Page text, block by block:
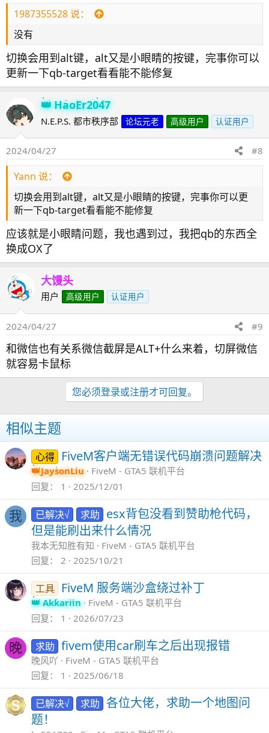
1987355528 说：
没有
切换会用到alt键，alt又是小眼睛的按键，完事你可以
更新一下qb-target看看能不能修复
HaoEr2047
N.E.P.S. 都市秩序部 论坛元老 高级用户 认证用户
2024/04/27 #8
Yann 说：
切换会用到alt键，alt又是小眼睛的按键，完事你可以更
新一下qb-target看看能不能修复
应该就是小眼睛问题，我也遇到过，我把qb的东西全
换成OX了
大馒头
用户 高级用户 认证用户
2024/04/27 #9
和微信也有关系微信截屏是ALT+什么来着，切屏微信
就容易卡鼠标
您必须登录或注册才可回复。
相似主题
心得 FiveM客户端无错误代码崩溃问题解决
JaysonLiu
FiveM - GTA5 联机平台
回复
1 2025/12/01
我 已解决√ 求助 esx背包没看到赞助枪代码，
但是能刷出来什么情况
我本无知胜有知
FiveM - GTA5 联机平台
回复
2 2025/10/21
工具 FiveM 服务端沙盒绕过补丁
Akkariin
FiveM - GTA5 联机平台
回复
1 2026/07/23
晚 求助 fivem使用car刷车之后出现报错
晚风吖
FiveM - GTA5 联机平台
回复
1 2025/06/18
已解决√ 求助 各位大佬，求助一个地图问
题！